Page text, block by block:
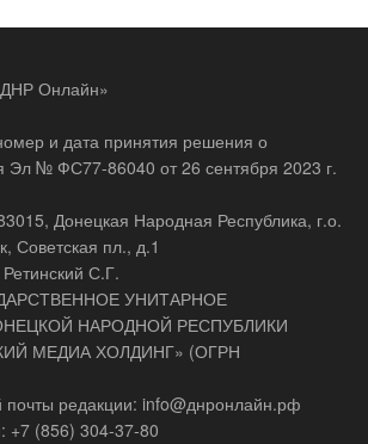
Онлайн»
и дата принятия решения о
Эл № ФС77-86040 от 26 сентября 2023 г.
Донецкая Народная Республика, г.о.
Советская пл., д.1
С.Г.
УНИТАРНОЕ
НАРОДНОЙ РЕСПУБЛИКИ
МЕДИА ХОЛДИНГ» (ОГРН
почты редакции: info@днронлайн.рф
+7 (856) 304-37-80